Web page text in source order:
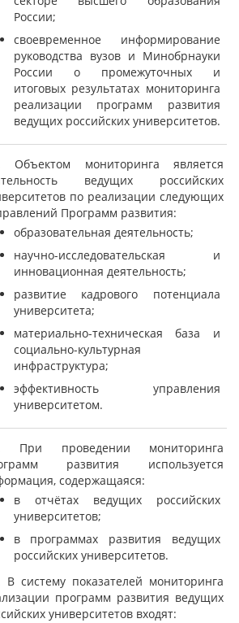
России;
своевременное информирование
руководства вузов и Минобрнауки
России о промежуточных и
итоговых результатах мониторинга
реализации программ развития
ведущих российских университетов.
Объектом мониторинга является
ведущих российских
по реализации следующих
Программ развития:
образовательная деятельность;
научно-исследовательская и
инновационная деятельность;
развитие кадрового потенциала
университета;
материально-техническая база и
социально-культурная
инфраструктура;
эффективность управления
университетом.
При проведении мониторинга
развития используется
содержащаяся:
в отчётах ведущих российских
университетов;
в программах развития ведущих
российских университетов.
В систему показателей мониторинга
программ развития ведущих
университетов входят: